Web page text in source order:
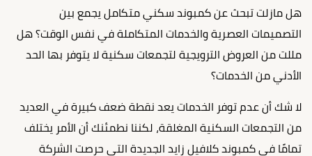
هل مازلت تبحث عن كمبوند سكني متكامل يجمع بين
التصميمات العصرية والخدمات المتكاملة في نفس الوقت؟ هل
مللت من العروض الترويجية لتجمعات سكنية لا يتوفر بها الحد
الأدني من الخدمات؟
لا شك أن عدم توفر الخدمات يعد نقطة ضعف كبيرة في العديد
من التجمعات السكنية المغلقة، لكننا نطمئنك أن الأمر يختلف
تمامًا في كمبوند كلافيل زايد الجديدة التي حرصت الشركة